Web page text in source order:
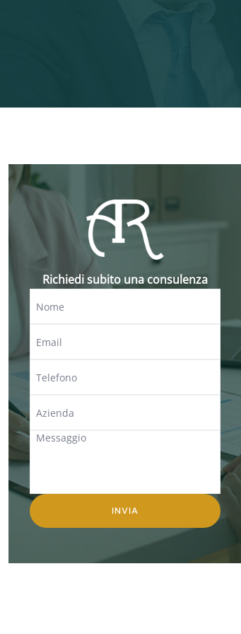
Richiedi subito una consulenza